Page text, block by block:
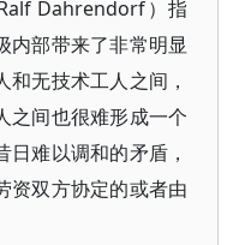
Dahrendorf）指
内部带来了非常明显
无技术工人之间，
之间也很难形成一个
难以调和的矛盾，
资双方协定的或者由